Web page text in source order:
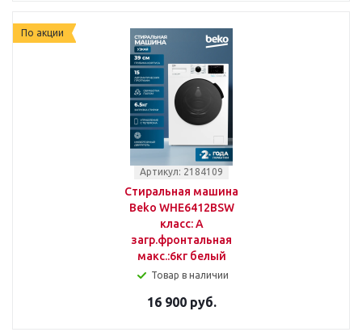
По акции
Артикул: 2184109
Стиральная машина
Beko WHE6412BSW
класс: A
загр.фронтальная
макс.:6кг белый
Товар в наличии
16 900 руб.